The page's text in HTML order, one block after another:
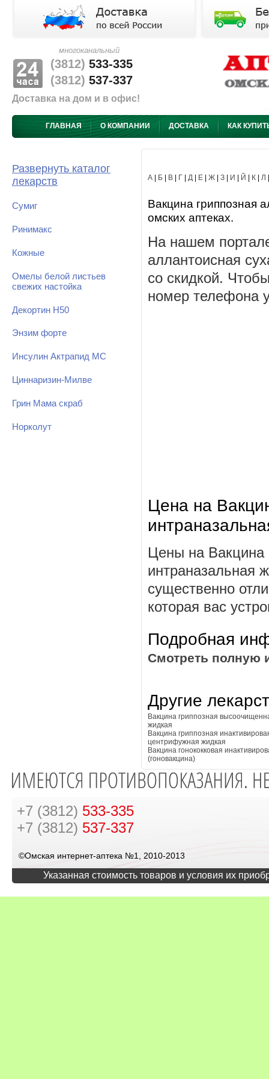
многоканальный
(3812) 533-335
(3812) 537-337
Доставка на дом и в офис!
ГЛАВНАЯ О КОМПАНИИ ДОСТАВКА КАК
Развернуть каталог
лекарств
Сумиг
Ринимакс
Кожные
Омелы белой листьев
свежих настойка
Декортин Н50
Энзим форте
Инсулин Актрапид МС
Циннаризин-Милве
Грин Мама скраб
Норколут
А Б В Г Д Е Ж З И Й К Л
Вакцина гриппозная
омских аптеках.
На нашем
аллантоисная
со скидкой.
номер телефона
Цена на
Цены на Вакцина
интраназальная
существенно
которая вас
Подробная
Смотреть полную
Другие
Вакцина гриппозная
жидкая
Вакцина гриппозная
центрифужная жидкая
Вакцина гонококковая
(гоновакцина)
+7 (3812) 533-335
+7 (3812) 537-337
©Омская интернет-аптека №1, 2010-2013
Указанная стоимость товаров и условия их